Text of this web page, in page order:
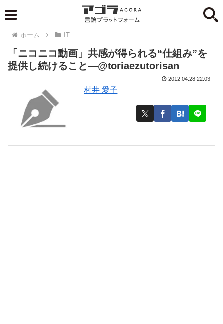
ホーム IT
「ニコニコ動画」共感が得られる“仕組み”を
提供し続けること―@toriaezutorisan
村井 愛子
2012.04.28 22:03